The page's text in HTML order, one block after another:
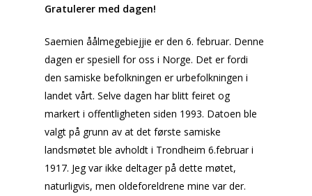
Gratulerer med dagen!
Saemien åålmegebiejjieer den 6. februar. Denne
dagen er spesiell for oss i Norge. Det er fordi
den samiske befolkningen er urbefolkningen i
landet vårt. Selve dagen har blitt feiret og
markert i offentligheten siden 1993. Datoen ble
valgt på grunn av at det første samiske
landsmøtet ble avholdt i Trondheim 6.februar i
1917. Jeg var ikke deltager på dette møtet,
naturligvis, men oldeforeldrene mine var der.